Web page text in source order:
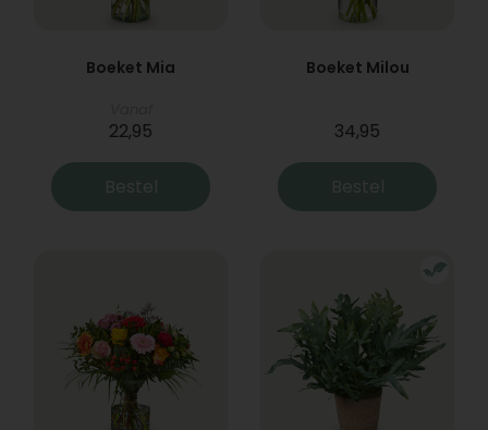
Boeket Mia
22,95
Bestel
Boeket Milou
34,95
Bestel